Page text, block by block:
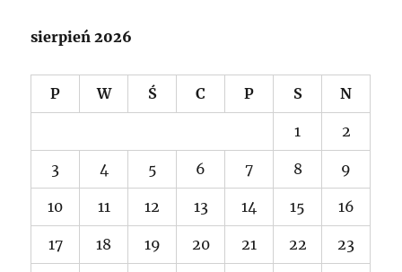
sierpień 2026
P W Ś C P S N
1 2
3 4 5 6 7 8 9
10 11 12 13 14 15 16
17 18 19 20 21 22 23